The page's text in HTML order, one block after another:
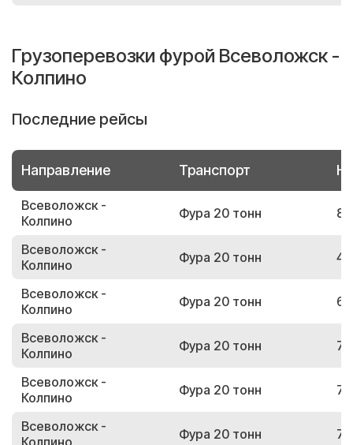
Грузоперевозки фурой Всеволожск -
Колпино
Последние рейсы
Направление Транспорт
Всеволожск -
Колпино
Фура 20 тонн
Всеволожск -
Колпино
Фура 20 тонн
Всеволожск -
Колпино
Фура 20 тонн
Всеволожск -
Колпино
Фура 20 тонн
Всеволожск -
Колпино
Фура 20 тонн
Всеволожск -
Колпино
Фура 20 тонн